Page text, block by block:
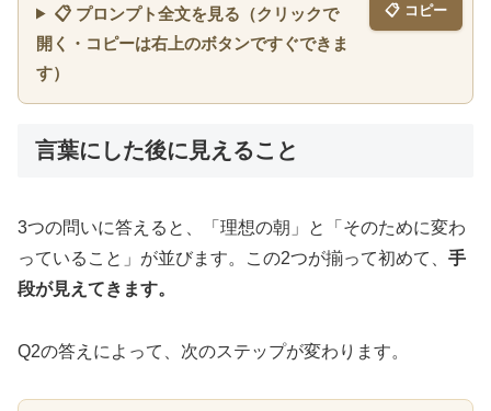
📋 プロンプト全文を見る（クリックで
開く・コピーは右上のボタンですぐできま
す）
📋 コピー
言葉にした後に見えること
3つの問いに答えると、「理想の朝」と「そのために変わ
っていること」が並びます。この2つが揃って初めて、 手
段が見えてきます。
Q2の答えによって、次のステップが変わります。